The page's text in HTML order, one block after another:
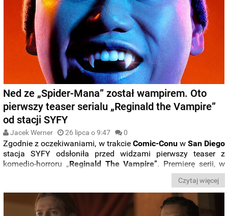
Ned ze „Spider-Mana” został wampirem. Oto
pierwszy teaser serialu „Reginald the Vampire”
od stacji SYFY
Jacek Werner 26 lipca o 9:47 0
Zgodnie z oczekiwaniami, w trakcie Comic-ConuwSan Diego
stacja SYFY odsłoniła przed widzami pierwszy teaser z
komedio-horroru „Reginald The Vampire”. Premierę serii, w
zaplanowano na jesień
Czytaj więcej